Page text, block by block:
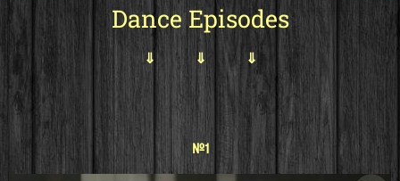
Dance Episodes
⇓ ⇓ ⇓
#1